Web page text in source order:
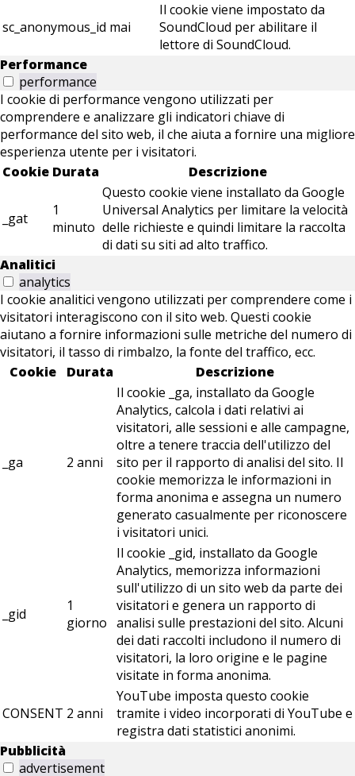
sc_anonymous_id mai
Il cookie viene impostato da
SoundCloud per abilitare il
lettore di SoundCloud.
Performance
performance
I cookie di performance vengono utilizzati per
comprendere e analizzare gli indicatori chiave di
performance del sito web, il che aiuta a fornire una migliore
esperienza utente per i visitatori.
Cookie Durata Descrizione
_gat
1
minuto
Questo cookie viene installato da Google
Universal Analytics per limitare la velocità
delle richieste e quindi limitare la raccolta
di dati su siti ad alto traffico.
Analitici
analytics
I cookie analitici vengono utilizzati per comprendere come i
visitatori interagiscono con il sito web. Questi cookie
aiutano a fornire informazioni sulle metriche del numero di
visitatori, il tasso di rimbalzo, la fonte del traffico, ecc.
Cookie
Durata Descrizione
_ga 2 anni
Il cookie _ga, installato da Google
Analytics, calcola i dati relativi ai
visitatori, alle sessioni e alle campagne,
oltre a tenere traccia dell'utilizzo del
sito per il rapporto di analisi del sito. Il
cookie memorizza le informazioni in
forma anonima e assegna un numero
generato casualmente per riconoscere
i visitatori unici.
_gid
1
giorno
Il cookie _gid, installato da Google
Analytics, memorizza informazioni
sull'utilizzo di un sito web da parte dei
visitatori e genera un rapporto di
analisi sulle prestazioni del sito. Alcuni
dei dati raccolti includono il numero di
visitatori, la loro origine e le pagine
visitate in forma anonima.
CONSENT 2 anni
YouTube imposta questo cookie
tramite i video incorporati di YouTube e
registra dati statistici anonimi.
Pubblicità
advertisement